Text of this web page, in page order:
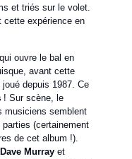
et triés sur le volet.
cette expérience en
ouvre le bal en
avant cette
depuis 1987. Ce
! Sur scène, le
musiciens semblent
(certainement
de cet album !).
Dave Murrayet